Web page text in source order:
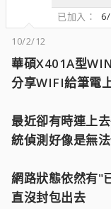
已加入
10/2/12
華碩X401A型
分享WIFI給筆電
最近卻有時連上
統偵測好像是無
網路狀態依然有"
直沒封包出去